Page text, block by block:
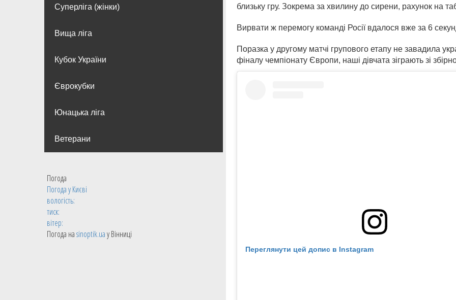
Суперліга (жінки)
Вища лiга
Кубок України
Єврокубки
Юнацька ліга
Ветерани
Погода
Погода уКиєві
вологість:
тиск:
вітер:
Погода наsinoptik.uaу Вінниці
близьку гру. Зокрема за хвилину до сирени, рахунок на
Вирвати ж перемогу команді Росії вдалося вже за 6
Поразка у другому матчі групового етапу не завадила
фіналу чемпіонату Європи, наші дівчата зіграють зі
Переглянути цей допис в Instagram